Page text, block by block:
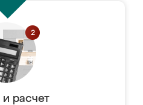
расчет